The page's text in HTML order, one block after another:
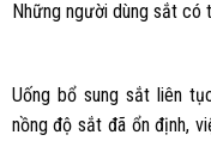
Những người dùng sắt có
Uống bổ sung sắt liên
nồng độ sắt đã ổn định,